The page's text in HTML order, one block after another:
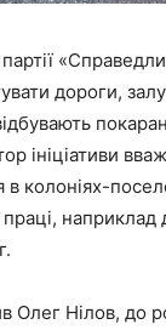
дороги,
ініціативи
в колоніях-
Олег Нілов, до